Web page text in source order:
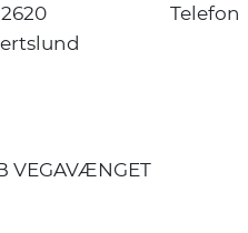
2620
Telefon
VEGAVÆNGET